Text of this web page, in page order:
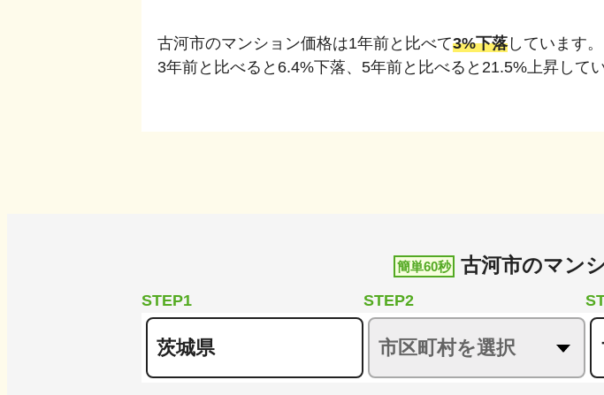
古河市のマンション価格は1年前と比べて3%下落しています。
3年前と比べると 6.4%下落、 5年前と比べると 21.5%上昇 して
簡単60秒 古河市のマン
STEP1 STEP2